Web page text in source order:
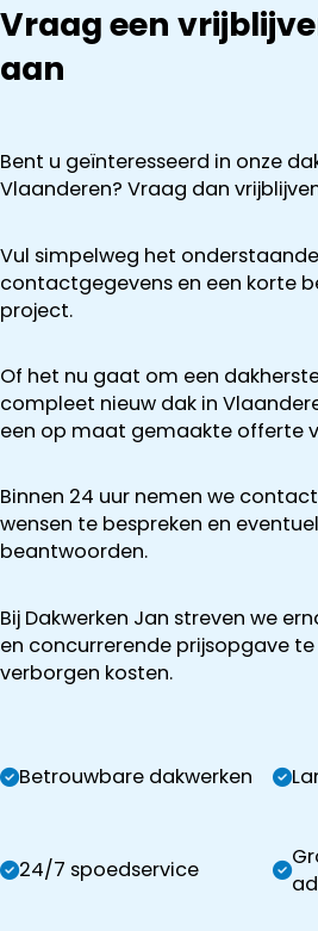
Vraag een
aan
Bent u geïnteresseerd in onze
Vlaanderen? Vraag dan
Vul simpelweg het
contactgegevens en een korte
project.
Of het nu gaat om een
compleet nieuw dak in
een op maat gemaakte offerte
Binnen 24 uur nemen we
wensen te bespreken en
beantwoorden.
Bij Dakwerken Jan streven we
en concurrerende prijsopgave
verborgen kosten.
Betrouwbare dakwerken
24/7 spoedservice